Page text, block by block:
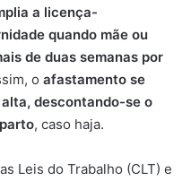
a licença-
quando mãe ou
de duas semanas por
o afastamento se
descontando-se o
, caso haja.
Leis do Trabalho (CLT) e